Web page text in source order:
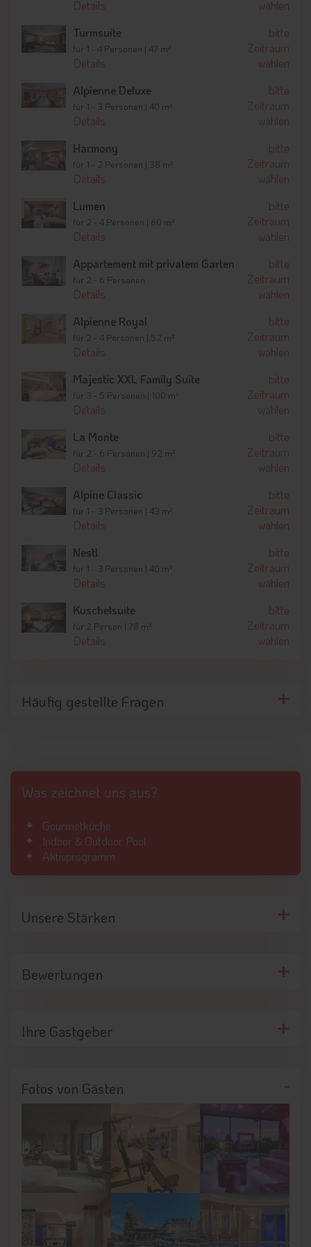
Majestätische Wandererlebnisse und das
Skigebiet Kronplatz
Beide stehen im Mittelpunkt der jeweils zuzuordnenden
Jahreszeit. Dabei gilt der Kronplatz auch im Sommer als
Wandergebiet
für geführte oder individuelle
Genusswanderungen und anspruchsvolle Touren.
im Majestic einService-Paket
hauseigenen Mountainbikes bis zum E-Bike Verleih und vom
abschließbarer Bikeraum bis zum Wäscheverleih allerhand zu
bieten hat.
Im Winter laden neben dem
Skigebiet Kronplatz
wöchentliche Skisafaris
zur Entdeckung atemberaubender
Spaß und Vergnügen bei Tag und Nacht.
Schneeschuhwanderungen eigenen sich vorzüglich dazu,
einen möglichst großen Abstand vom Alltagsstress zu finden.
Details
wählen
Turmsuite
für 1 - 4 Personen | 47 m²
Details
bitte
Zeitraum
wählen
Alpienne Deluxe
für 1 - 3 Personen | 40 m²
Details
bitte
Zeitraum
wählen
Harmony
für 1 - 2 Personen | 38 m²
Details
bitte
Zeitraum
wählen
Lumen
für 2 - 4 Personen | 60 m²
Details
bitte
Zeitraum
wählen
Appartement mit privatem Garten
für 2 - 6 Personen
Details
bitte
Zeitraum
wählen
Alpienne Royal
für 2 - 4 Personen | 52 m²
Details
bitte
Zeitraum
wählen
Majestic XXL Family Suite
für 3 - 5 Personen | 100 m²
Details
bitte
Zeitraum
wählen
La Monte
für 2 - 6 Personen | 92 m²
Details
bitte
Zeitraum
wählen
Alpine Classic
für 1 - 3 Personen | 43 m²
Details
bitte
Zeitraum
wählen
Nestl
für 1 - 3 Personen | 40 m²
Details
bitte
Zeitraum
wählen
Kuschelsuite
für 2 Person | 78 m²
Details
bitte
Zeitraum
wählen
Häufig gestellte Fragen
Was zeichnet uns aus?
Gourmetküche
Indoor & Outdoor Pool
Aktivprogramm
Unsere Stärken
Bewertungen
Ihre Gastgeber
Fotos von Gästen